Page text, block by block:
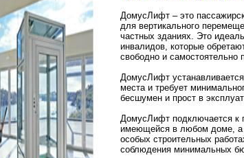
ДомусЛифт – это
для вертикального
частных зданиях. Это
инвалидов, которые
свободно и самостоятельно
ДомусЛифт
места и требует
бесшумен и прост в
ДомусЛифт подключается к
имеющейся в любом доме, а
особых строительных
соблюдения минимальных